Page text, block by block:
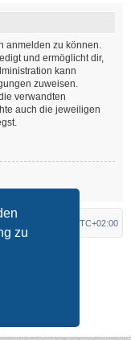
zu
anmelden zu können.
und ermöglicht dir,
kann
zuweisen.
verwandten
auch die jeweiligen
UTC+02:00
Limited